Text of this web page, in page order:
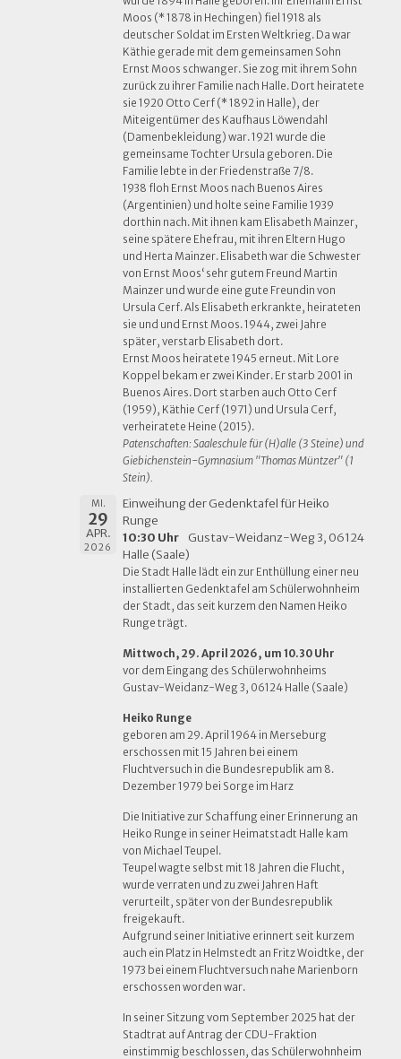
Moos (* 1878 in Hechingen) fiel 1918 als
deutscher Soldat im Ersten Weltkrieg. Da war
Käthie gerade mit dem gemeinsamen Sohn
Ernst Moos schwanger. Sie zog mit ihrem Sohn
zurück zu ihrer Familie nach Halle. Dort heiratete
sie 1920 Otto Cerf (* 1892 in Halle), der
Miteigentümer des Kaufhaus Löwendahl
(Damenbekleidung) war. 1921 wurde die
gemeinsame Tochter Ursula geboren. Die
Familie lebte in der Friedenstraße 7/8.
1938 floh Ernst Moos nach Buenos Aires
(Argentinien) und holte seine Familie 1939
dorthin nach. Mit ihnen kam Elisabeth Mainzer,
seine spätere Ehefrau, mit ihren Eltern Hugo
und Herta Mainzer. Elisabeth war die Schwester
von Ernst Moos‘ sehr gutem Freund Martin
Mainzer und wurde eine gute Freundin von
Ursula Cerf. Als Elisabeth erkrankte, heirateten
sie und und Ernst Moos. 1944, zwei Jahre
später, verstarb Elisabeth dort.
Ernst Moos heiratete 1945 erneut. Mit Lore
Koppel bekam er zwei Kinder. Er starb 2001 in
Buenos Aires. Dort starben auch Otto Cerf
(1959), Käthie Cerf (1971) und Ursula Cerf,
verheiratete Heine (2015).
Patenschaften: Saaleschule für (H)alle (3 Steine) und
Giebichenstein-Gymnasium "Thomas Müntzer" (1
Stein).
MI.
29
APR.
2026
Einweihung der Gedenktafel für Heiko
Runge
10:30 Uhr
Gustav-Weidanz-Weg 3, 06124
Halle (Saale)
Die Stadt Halle lädt ein zur Enthüllung einer neu
installierten Gedenktafel am Schülerwohnheim
der Stadt, das seit kurzem den Namen Heiko
Runge trägt.
Mittwoch, 29. April 2026, um 10.30 Uhr
vor dem Eingang des Schülerwohnheims
Gustav-Weidanz-Weg 3, 06124 Halle (Saale)
Heiko Runge
geboren am 29. April 1964 in Merseburg
erschossen mit 15 Jahren bei einem
Fluchtversuch in die Bundesrepublik am 8.
Dezember 1979 bei Sorge im Harz
Die Initiative zur Schaffung einer Erinnerung an
Heiko Runge in seiner Heimatstadt Halle kam
von Michael Teupel.
Teupel wagte selbst mit 18 Jahren die Flucht,
wurde verraten und zu zwei Jahren Haft
verurteilt, später von der Bundesrepublik
freigekauft.
Aufgrund seiner Initiative erinnert seit kurzem
auch ein Platz in Helmstedt an Fritz Woidtke, der
1973 bei einem Fluchtversuch nahe Marienborn
erschossen worden war.
In seiner Sitzung vom September 2025 hat der
Stadtrat auf Antrag der CDU-Fraktion
einstimmig beschlossen, das Schülerwohnheim